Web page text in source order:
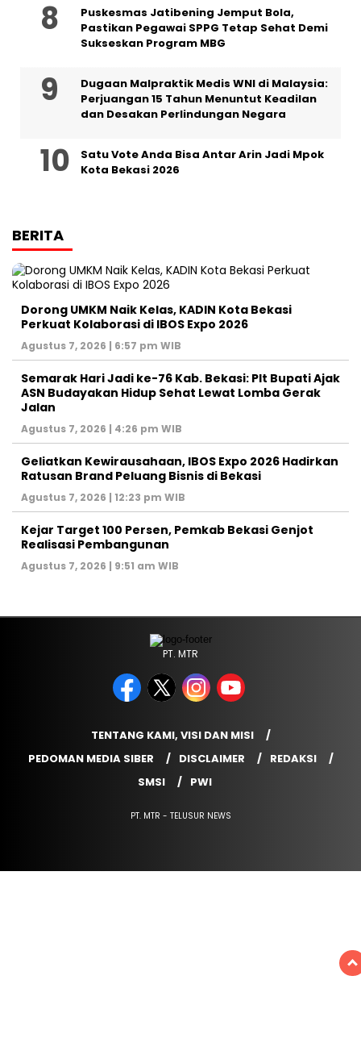
Puskesmas Jatibening Jemput Bola,
Pastikan Pegawai SPPG Tetap Sehat Demi
Sukseskan Program MBG
‎Dugaan Malpraktik Medis WNI di Malaysia:
Perjuangan 15 Tahun Menuntut Keadilan
dan Desakan Perlindungan Negara
Satu Vote Anda Bisa Antar Arin Jadi Mpok
Kota Bekasi 2026
BERITA
Dorong UMKM Naik Kelas, KADIN Kota Bekasi
Perkuat Kolaborasi di IBOS Expo 2026
Agustus 7, 2026 | 6:57 pm WIB
‎Semarak Hari Jadi ke-76 Kab. Bekasi: Plt Bupati Ajak
ASN Budayakan Hidup Sehat Lewat Lomba Gerak
Jalan
Agustus 7, 2026 | 4:26 pm WIB
‎Geliatkan Kewirausahaan, IBOS Expo 2026 Hadirkan
Ratusan Brand Peluang Bisnis di Bekasi
Agustus 7, 2026 | 12:23 pm WIB
Kejar Target 100 Persen, Pemkab Bekasi Genjot
Realisasi Pembangunan
Agustus 7, 2026 | 9:51 am WIB
PT. MTR
TENTANG KAMI, VISI DAN MISI
PEDOMAN MEDIA SIBER
DISCLAIMER
REDAKSI
SMSI
PWI
PT. MTR - TELUSUR NEWS